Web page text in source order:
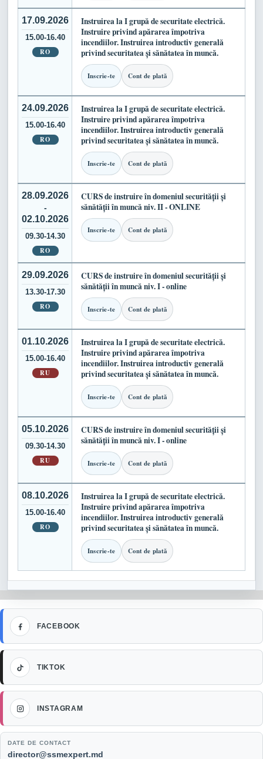
17.09.2026
15.00-16.40
RO
Instruirea la I grupă de securitate electrică.
Instruire privind apărarea împotriva
incendiilor. Instruirea introductiv generală
privind securitatea și sănătatea în muncă.
Inscrie-te Cont de plată
24.09.2026
15.00-16.40
RO
Instruirea la I grupă de securitate electrică.
Instruire privind apărarea împotriva
incendiilor. Instruirea introductiv generală
privind securitatea și sănătatea în muncă.
Inscrie-te Cont de plată
28.09.2026
-
02.10.2026
09.30-14.30
RO
CURS de instruire în domeniul securității și
sănătății în muncă niv. II - ONLINE
Inscrie-te Cont de plată
29.09.2026
13.30-17.30
RO
CURS de instruire în domeniul securității și
sănătății în muncă niv. I - online
Inscrie-te Cont de plată
01.10.2026
15.00-16.40
RU
Instruirea la I grupă de securitate electrică.
Instruire privind apărarea împotriva
incendiilor. Instruirea introductiv generală
privind securitatea și sănătatea în muncă.
Inscrie-te Cont de plată
05.10.2026
09.30-14.30
RU
CURS de instruire în domeniul securității și
sănătății în muncă niv. I - online
Inscrie-te Cont de plată
08.10.2026
15.00-16.40
RO
Instruirea la I grupă de securitate electrică.
Instruire privind apărarea împotriva
incendiilor. Instruirea introductiv generală
privind securitatea și sănătatea în muncă.
Inscrie-te Cont de plată
FACEBOOK
Facebook
DATE DE CONTACT
Email:
director@ssmexpert.md
TIKTOK
TikTok
INSTAGRAM
Instagram